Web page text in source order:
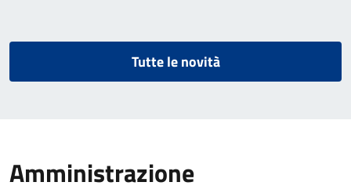
Tutte le novità
Amministrazione